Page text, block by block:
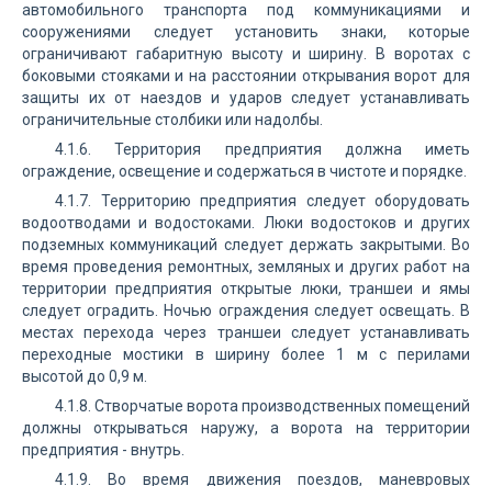
автомобильного транспорта под коммуникациями и
сооружениями следует установить знаки, которые
ограничивают габаритную высоту и ширину. В воротах с
боковыми стояками и на расстоянии открывания ворот для
защиты их от наездов и ударов следует устанавливать
ограничительные столбики или надолбы.
4.1.6. Территория предприятия должна иметь
ограждение, освещение и содержаться в чистоте и порядке.
4.1.7. Территорию предприятия следует оборудовать
водоотводами и водостоками. Люки водостоков и других
подземных коммуникаций следует держать закрытыми. Во
время проведения ремонтных, земляных и других работ на
территории предприятия открытые люки, траншеи и ямы
следует оградить. Ночью ограждения следует освещать. В
местах перехода через траншеи следует устанавливать
переходные мостики в ширину более 1 м с перилами
высотой до 0,9 м.
4.1.8. Створчатые ворота производственных помещений
должны открываться наружу, а ворота на территории
предприятия - внутрь.
4.1.9. Во время движения поездов, маневровых